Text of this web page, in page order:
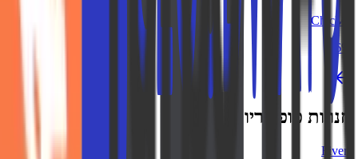
ChicMe
6%
חנויות פופולריות
Fiverr